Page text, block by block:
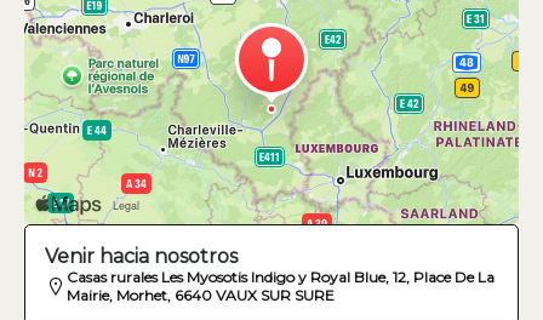
Venir hacia nosotros
Casas rurales Les Myosotis Indigo y Royal Blue, 12, Place De La
Mairie, Morhet, 6640 VAUX SUR SURE